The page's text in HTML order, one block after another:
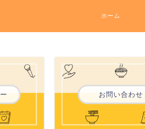
ホーム
お問い合わせ